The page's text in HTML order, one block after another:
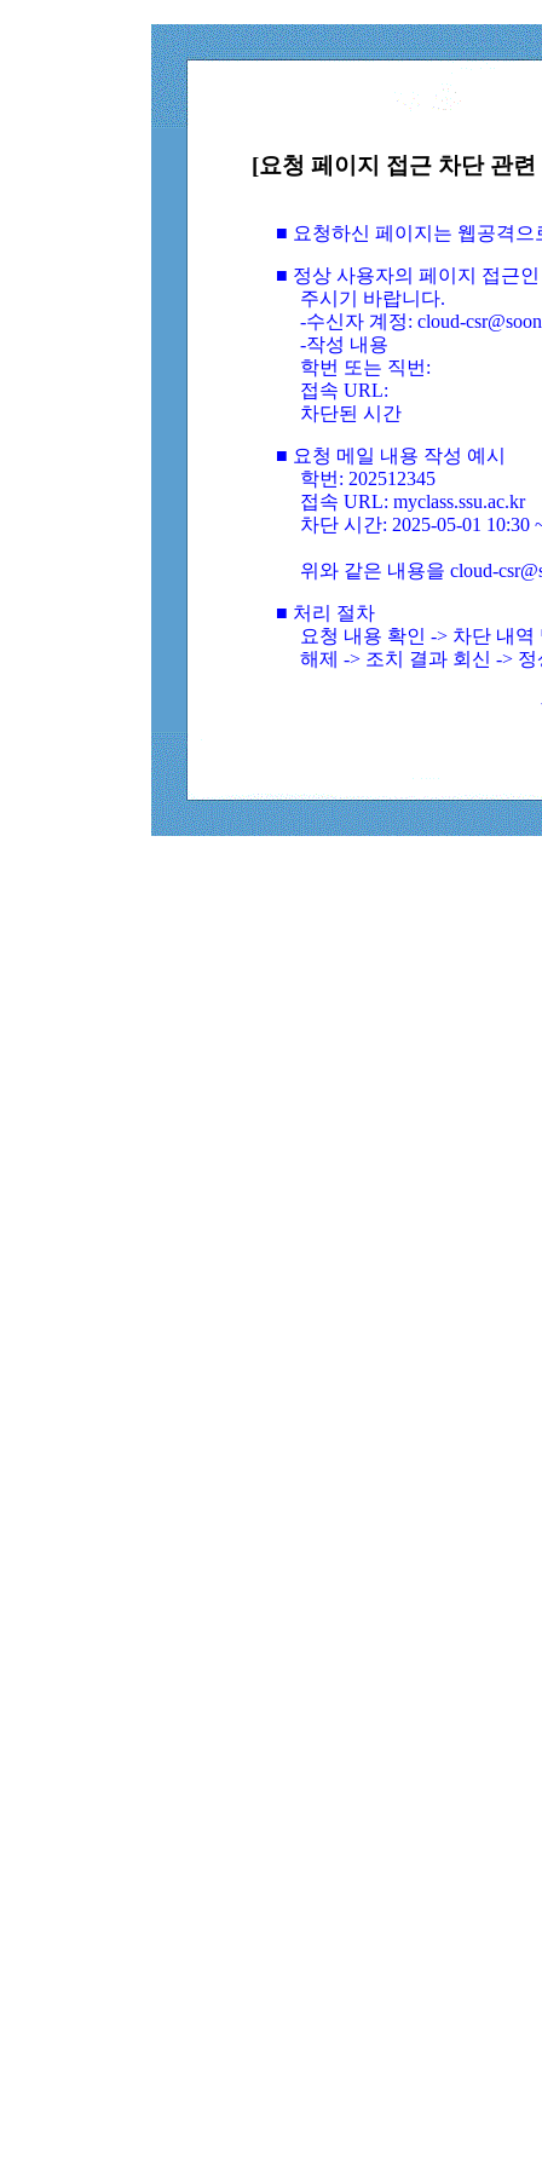
[요청 페이지 접근 차단 관
■ 요청하신 페이지는 웹공격
■ 정상 사용자의 페이지 접근
주시기 바랍니다.
-수신자 계정: cloud-
-작성 내용
학번 또는 직번:
접속 URL:
차단된 시간
■ 요청 메일 내용 작성 예시
학번: 202512345
접속 URL: myclass.ssu.ac.kr
차단 시간: 2025-05-01 10:30
위와 같은 내용을 cloud-
■ 처리 절차
요청 내용 확인 -> 차단 내
해제 -> 조치 결과 회신 ->